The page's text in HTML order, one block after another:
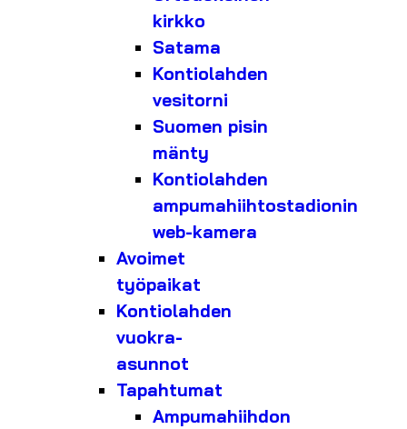
kirkko
Satama
Kontiolahden
vesitorni
Suomen pisin
mänty
Kontiolahden
ampumahiihtostadionin
web-kamera
Avoimet
työpaikat
Kontiolahden
vuokra-
asunnot
Tapahtumat
Ampumahiihdon